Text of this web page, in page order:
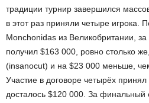
традиции турнир завершился
в этот раз приняли четыре игрока.
Monchonidas из Великобритании,
получил $163 000, ровно столько
(insanocut) и на $23 000 меньше,
Участие в договоре четырёх
досталось $120 000. За финальный